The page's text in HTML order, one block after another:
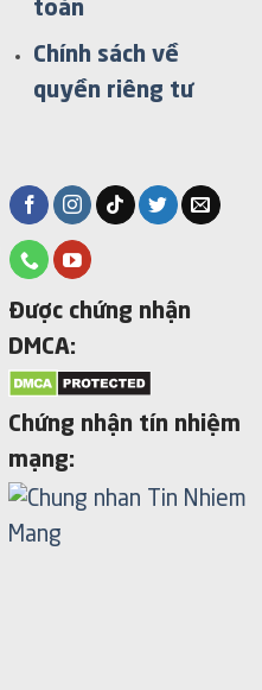
toán
Chính sách về
quyền riêng tư
Được chứng nhận
DMCA:
Chứng nhận tín nhiệm
mạng: